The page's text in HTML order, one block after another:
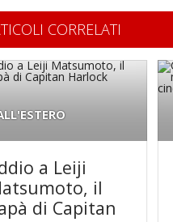
CORRELATI
a Leiji
il
di Capitan